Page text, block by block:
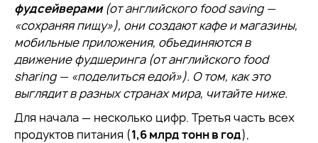
фудсейверами(от английского food saving —
«сохраняя пищу»), они создают кафе и магазины,
мобильные приложения, объединяются в
движение фудшеринга (от английского food
sharing — «поделиться едой»). О том, как это
выглядит в разных странах мира, читайте ниже.
Для начала — несколько цифр. Третья часть всех
продуктов питания (1,6 млрд тонн в год),